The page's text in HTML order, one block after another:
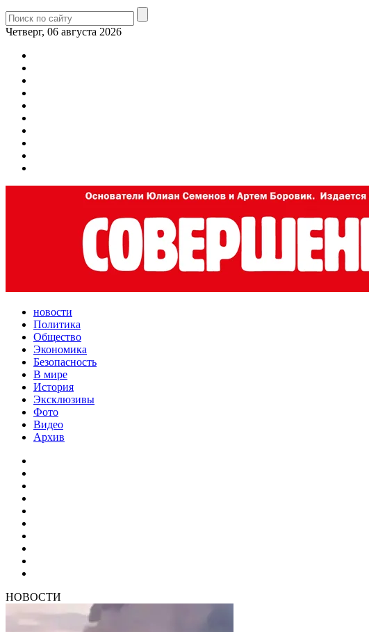
Четверг, 06 августа 2026
новости
Политика
Общество
Экономика
Безопасность
В мире
История
Эксклюзивы
Фото
Видео
Архив
НОВОСТИ